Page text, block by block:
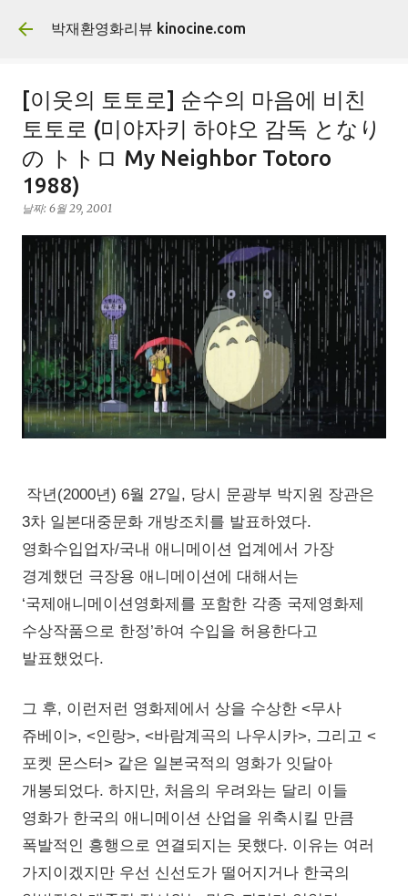
기본 콘텐츠로 건너뛰기
박재환영화리뷰 kinocine.com
[이웃의 토토로] 순수의 마음에 비친
토토로 (미야자키 하야오 감독 となり
の トトロ My Neighbor Totoro
1988)
날짜: 6월 29, 2001
작년(2000년) 6월 27일, 당시 문광부 박지원 장관은
3차 일본대중문화 개방조치를 발표하였다.
영화수입업자/국내 애니메이션 업계에서 가장
경계했던 극장용 애니메이션에 대해서는
‘국제애니메이션영화제를 포함한 각종 국제영화제
수상작품으로 한정’하여 수입을 허용한다고
발표했었다.
그 후, 이런저런 영화제에서 상을 수상한 <무사
쥬베이>, <인랑>, <바람계곡의 나우시카>, 그리고 <
포켓 몬스터> 같은 일본국적의 영화가 잇달아
개봉되었다. 하지만, 처음의 우려와는 달리 이들
영화가 한국의 애니메이션 산업을 위축시킬 만큼
폭발적인 흥행으로 연결되지는 못했다. 이유는 여러
가지이겠지만 우선 신선도가 떨어지거나 한국의